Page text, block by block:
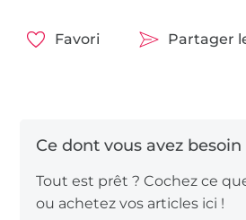
dans la catégorie “Tissus
est plutôt robuste et ferme,
Alors, commençons ! 🎄
Favori Partager
Tout est prêt ? Cochez ce
ou achetez vos articles ici !